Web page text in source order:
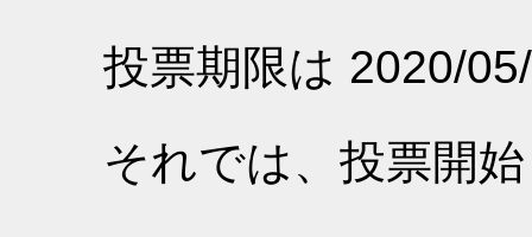
投票期限は 2020/
それでは、投票開